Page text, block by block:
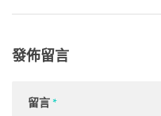
發佈留言
留言*